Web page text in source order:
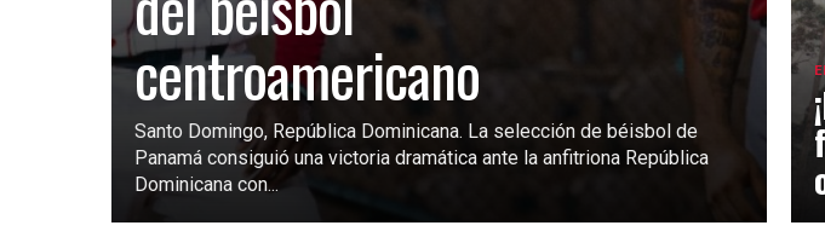
centroamericano
Santo Domingo, República Dominicana. La selección de béisbol de
Panamá consiguió una victoria dramática ante la anfitriona República
Dominicana con...